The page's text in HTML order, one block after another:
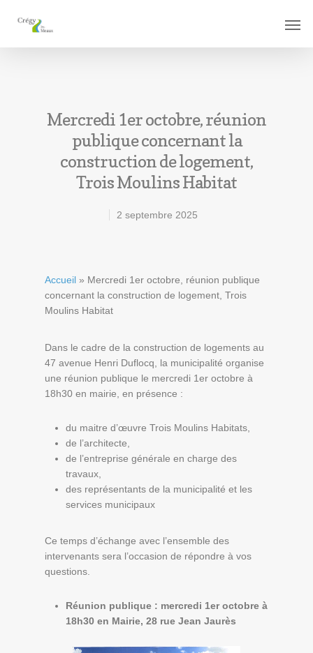
Mercredi 1er octobre, réunion
publique concernant la
construction de logement,
Trois Moulins Habitat
2 septembre 2025
Accueil » Mercredi 1er octobre, réunion publique
concernant la construction de logement, Trois
Moulins Habitat
Dans le cadre de la construction de logements au
47 avenue Henri Duflocq, la municipalité organise
une réunion publique le mercredi 1er octobre à
18h30 en mairie, en présence :
du maitre d’œuvre Trois Moulins Habitats,
de l’architecte,
de l’entreprise générale en charge des
travaux,
des représentants de la municipalité et les
services municipaux
Ce temps d’échange avec l’ensemble des
intervenants sera l’occasion de répondre à vos
questions.
Réunion publique : mercredi 1er octobre à
18h30 en Mairie, 28 rue Jean Jaurès